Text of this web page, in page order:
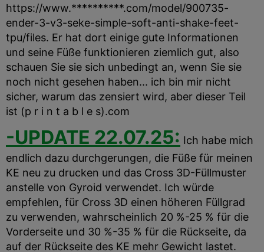
https://www.**********.com/model/900735-
ender-3-v3-seke-simple-soft-anti-shake-feet-
tpu/files. Er hat dort einige gute Informationen
und seine Füße funktionieren ziemlich gut, also
schauen Sie sie sich unbedingt an, wenn Sie sie
noch nicht gesehen haben... ich bin mir nicht
sicher, warum das zensiert wird, aber dieser Teil
ist (p r i n t a b l e s).com
-UPDATE 22.07.25: Ich habe mich
endlich dazu durchgerungen, die Füße für meinen
KE neu zu drucken und das Cross 3D-Füllmuster
anstelle von Gyroid verwendet. Ich würde
empfehlen, für Cross 3D einen höheren Füllgrad
zu verwenden, wahrscheinlich 20 %-25 % für die
Vorderseite und 30 %-35 % für die Rückseite, da
auf der Rückseite des KE mehr Gewicht lastet.